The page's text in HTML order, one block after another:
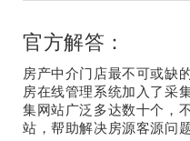
官方解答：
房产中介门店最不可或缺
房在线管理系统加入了采
集网站广泛多达数十个，
站，帮助解决房源客源问题